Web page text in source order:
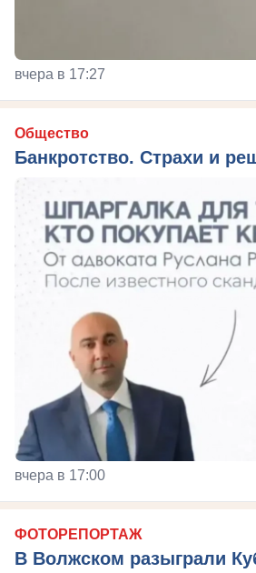
вчера в 17:27
Общество
Банкротство. Страхи и
вчера в 17:00
ФОТОРЕПОРТАЖ
В Волжском разыграли